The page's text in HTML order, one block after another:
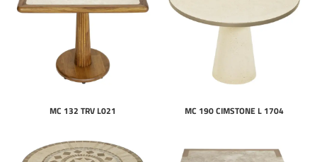
MC 132 TRV L021 MC 190 CIMSTONE L 1704